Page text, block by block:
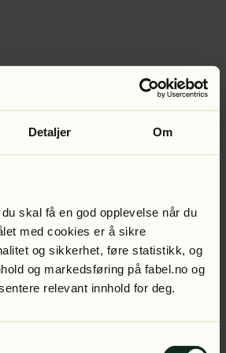
Detaljer Om
skal få en god opplevelse når du
med cookies er å sikre
og sikkerhet, føre statistikk, og
og markedsføring på fabel.no og
relevant innhold for deg.